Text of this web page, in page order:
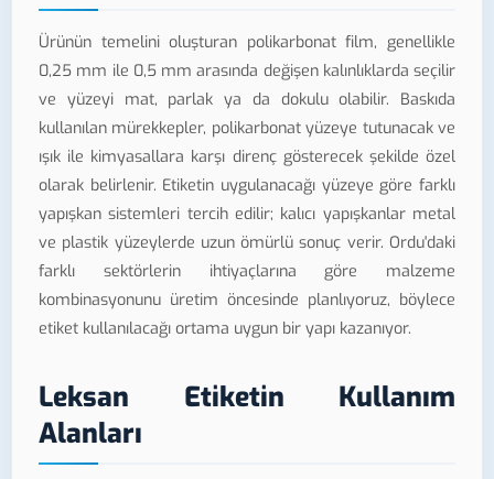
Ürünün temelini oluşturan polikarbonat film, genellikle
0,25 mm ile 0,5 mm arasında değişen kalınlıklarda seçilir
ve yüzeyi mat, parlak ya da dokulu olabilir. Baskıda
kullanılan mürekkepler, polikarbonat yüzeye tutunacak ve
ışık ile kimyasallara karşı direnç gösterecek şekilde özel
olarak belirlenir. Etiketin uygulanacağı yüzeye göre farklı
yapışkan sistemleri tercih edilir; kalıcı yapışkanlar metal
ve plastik yüzeylerde uzun ömürlü sonuç verir. Ordu'daki
farklı sektörlerin ihtiyaçlarına göre malzeme
kombinasyonunu üretim öncesinde planlıyoruz, böylece
etiket kullanılacağı ortama uygun bir yapı kazanıyor.
Leksan Etiketin Kullanım
Alanları